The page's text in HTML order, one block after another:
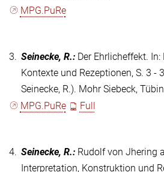
MPG.PuRe
3. Seinecke, R.: Der Ehrlicheffekt. In:
Kontexte und Rezeptionen, S. 3 -
Seinecke, R.). Mohr Siebeck,
MPG.PuRe
Full
4. Seinecke, R.: Rudolf von Jhering
Interpretation, Konstruktion und